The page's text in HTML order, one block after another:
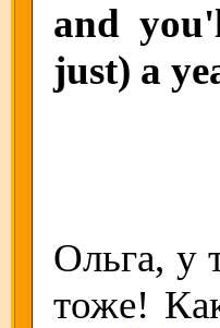
and
just) a
Ольга, у
тоже!